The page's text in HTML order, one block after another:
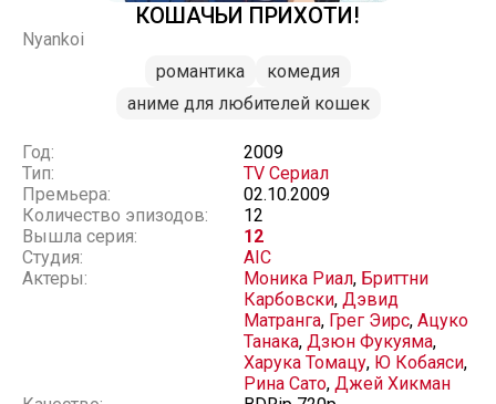
КОШАЧЬИ ПРИХОТИ!
Nyankoi
романтика
комедия
аниме для любителей кошек
Год:
2009
Тип:
TV Сериал
Премьера:
02.10.2009
Количество эпизодов:
12
Вышла серия:
12
Студия:
AIC
Актеры:
Моника Риал, Бриттни
Карбовски, Дэвид
Матранга, Грег Эирс, Ацуко
Танака, Дзюн Фукуяма,
Харука Томацу, Ю Кобаяси,
Рина Сато, Джей Хикман